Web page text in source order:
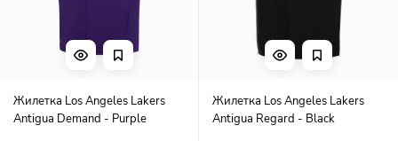
Жилетка Los Angeles Lakers
Antigua Demand - Purple
Жилетка Los Angeles Lakers
Antigua Regard - Black